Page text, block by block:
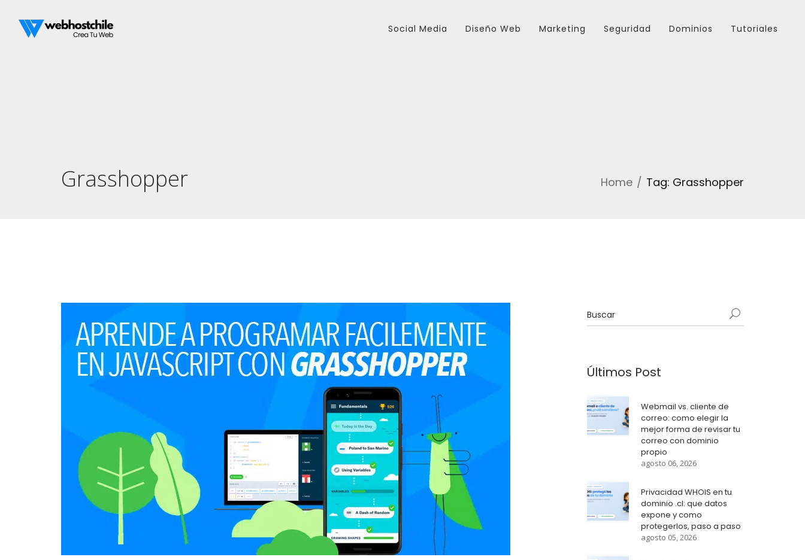
Social Media Diseño Web Marketing Seguridad Dominios Tutoriales
Grasshopper Home Tag: Grasshopper
Últimos Post
Webmail vs. cliente de
correo: como elegir la
mejor forma de revisar tu
correo con dominio
propio
agosto 06, 2026
Privacidad WHOIS en tu
dominio .cl: que datos
expone y como
protegerlos, paso a paso
agosto 05, 2026